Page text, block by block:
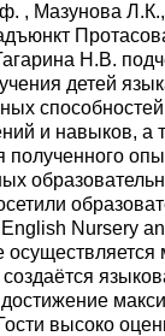
, Мазунова
Н.В.
детей
и навыков, а
полученного
Nursery
достижение
высоко